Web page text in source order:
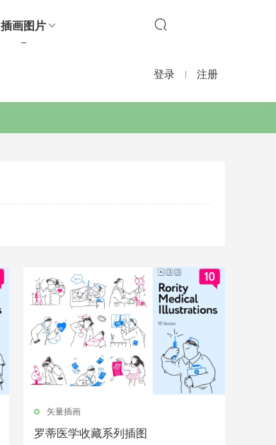
插画图片
登录 注册
矢量插画
罗蒂医学收藏系列插图